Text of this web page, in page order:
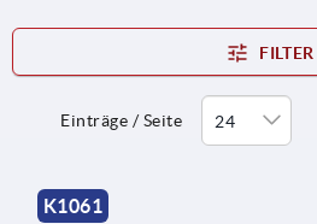
FILTER
Einträge / Seite
K1061